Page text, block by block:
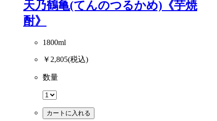
天乃鶴亀(てんのつるかめ)《芋焼
酎》
1800ml
￥2,805(税込)
数量
カートに入れる